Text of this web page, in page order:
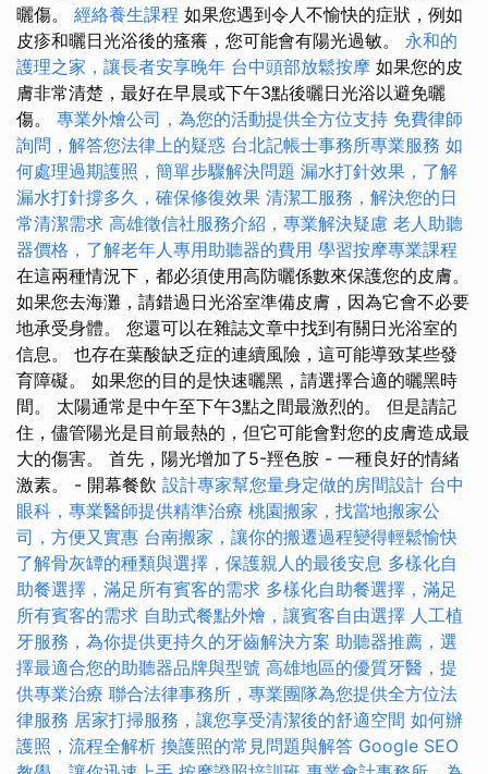
曬傷。 經絡養生課程 如果您遇到令人不愉快的症狀，例如
皮疹和曬日光浴後的瘙癢，您可能會有陽光過敏。 永和的
護理之家，讓長者安享晚年 台中頭部放鬆按摩 如果您的皮
膚非常清楚，最好在早晨或下午3點後曬日光浴以避免曬
傷。 專業外燴公司，為您的活動提供全方位支持 免費律師
詢問，解答您法律上的疑惑 台北記帳士事務所專業服務 如
何處理過期護照，簡單步驟解決問題 漏水打針效果，了解
漏水打針撐多久，確保修復效果 清潔工服務，解決您的日
常清潔需求 高雄徵信社服務介紹，專業解決疑慮 老人助聽
器價格，了解老年人專用助聽器的費用 學習按摩專業課程
在這兩種情況下，都必須使用高防曬係數來保護您的皮膚。
如果您去海灘，請錯過日光浴室準備皮膚，因為它會不必要
地承受身體。 您還可以在雜誌文章中找到有關日光浴室的
信息。 也存在葉酸缺乏症的連續風險，這可能導致某些發
育障礙。 如果您的目的是快速曬黑，請選擇合適的曬黑時
間。 太陽通常是中午至下午3點之間最激烈的。 但是請記
住，儘管陽光是目前最熱的，但它可能會對您的皮膚造成最
大的傷害。 首先，陽光增加了5-羥色胺 - 一種良好的情緒
激素。 - 開幕餐飲 設計專家幫您量身定做的房間設計 台中
眼科，專業醫師提供精準治療 桃園搬家，找當地搬家公
司，方便又實惠 台南搬家，讓你的搬遷過程變得輕鬆愉快
了解骨灰罈的種類與選擇，保護親人的最後安息 多樣化自
助餐選擇，滿足所有賓客的需求 多樣化自助餐選擇，滿足
所有賓客的需求 自助式餐點外燴，讓賓客自由選擇 人工植
牙服務，為你提供更持久的牙齒解決方案 助聽器推薦，選
擇最適合您的助聽器品牌與型號 高雄地區的優質牙醫，提
供專業治療 聯合法律事務所，專業團隊為您提供全方位法
律服務 居家打掃服務，讓您享受清潔後的舒適空間 如何辦
護照，流程全解析 換護照的常見問題與解答 Google SEO